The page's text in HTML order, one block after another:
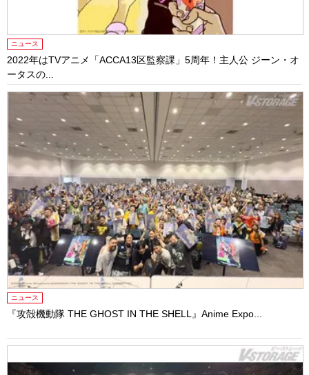
ニュース
2022年はTVアニメ「ACCA13区監察課」5周年！主人公 ジーン・オ
ータスの...
ニュース
『攻殻機動隊 THE GHOST IN THE SHELL』Anime Expo...